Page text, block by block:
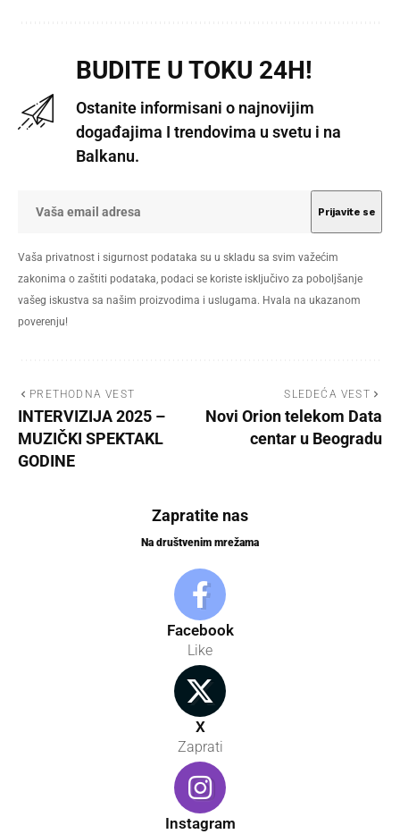
BUDITE U TOKU 24H!
Ostanite informisani o najnovijim
događajima I trendovima u svetu i na
Balkanu.
Vaša privatnost i sigurnost podataka su u skladu sa svim važećim
zakonima o zaštiti podataka, podaci se koriste isključivo za poboljšanje
vašeg iskustva sa našim proizvodima i uslugama. Hvala na ukazanom
poverenju!
PRETHODNA VEST
INTERVIZIJA 2025 –
MUZIČKI SPEKTAKL
GODINE
SLEDEĆA VEST
Novi Orion telekom Data
centar u Beogradu
Zapratite nas
Na društvenim mrežama
Facebook
Like
X
Zaprati
Instagram